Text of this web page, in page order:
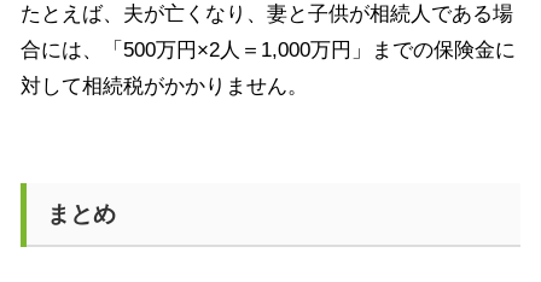
たとえば、夫が亡くなり、妻と子供が相続人である場
合には、「 500万円 ×2人＝ 1,000万円」までの保険金に
対して相続税がかかりません。
まとめ